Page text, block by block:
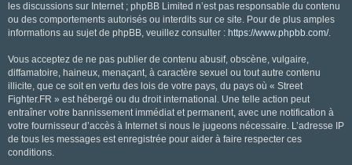
les discussions sur Internet ; phpBB Limited n’est pas responsable du contenu
ou des comportements autorisés ou interdits sur ce site. Pour de plus amples
informations au sujet de phpBB, veuillez consulter : https://www.phpbb.com/.
Vous acceptez de ne pas publier de contenu abusif, obscène, vulgaire,
diffamatoire, haineux, menaçant, à caractère sexuel ou tout autre contenu
illicite, que ce soit en vertu des lois de votre pays, du pays où « Street
Fighter.FR » est hébergé ou du droit international. Une telle action peut
entraîner votre bannissement immédiat et permanent, avec une notification à
votre fournisseur d’accès à Internet si nous le jugeons nécessaire. L’adresse IP
de tous les messages est enregistrée pour aider à faire respecter ces
conditions.